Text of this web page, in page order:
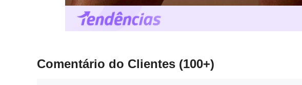
Comentário do Clientes (100+)